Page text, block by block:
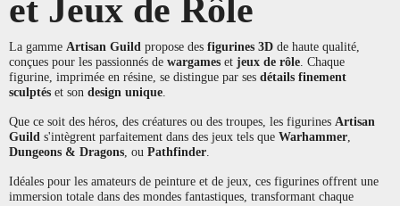
et Jeux de Rôle
La gamme Artisan Guild propose des figurines 3D de haute qualité,
conçues pour les passionnés de wargames et jeux de rôle . Chaque
figurine, imprimée en résine, se distingue par ses détails finement
sculptés et son design unique
Que ce soit des héros, des créatures ou des troupes, les figurines Artisan
Guild s'intègrent parfaitement dans des jeux tels que Warhammer
Dungeons & Dragons , ou Pathfinder
Idéales pour les amateurs de peinture et de jeux, ces figurines offrent une
immersion totale dans des mondes fantastiques, transformant chaque